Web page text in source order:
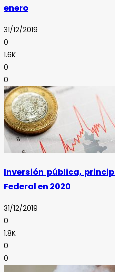
enero
31/12/2019
0
1.6K
0
0
Inversión pública,
Federal en 2020
31/12/2019
0
1.8K
0
0